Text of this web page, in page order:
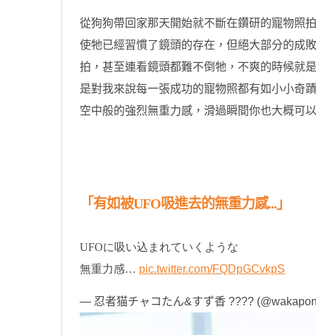
從狗狗帶回家那天開始就不斷在鑽研的寵物照
使牠已經習慣了鏡頭的存在，但絕大部分的成
拍，甚至連看鏡頭都難不倒牠，不爽的時候就
是對我來說每一張成功的寵物照都有如小小奇
空中般的強烈無重力感，滑過瞬間你也大概可
「有如被UFO吸進去的無重力感...」
UFOに吸い込まれていくような
無重力感… pic.twitter.com/FQDpGCvkpS
— 忍者猫チャコたん&すず香 ????